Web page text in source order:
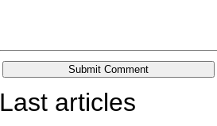
Last articles